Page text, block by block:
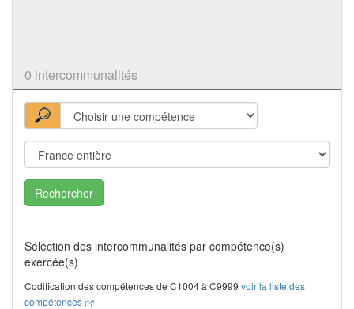
0 intercommunalités
Rechercher
Sélection des intercommunalités par compétence(s)
exercée(s)
Codification des compétences de C1004 à C9999 voir la liste des
compétences